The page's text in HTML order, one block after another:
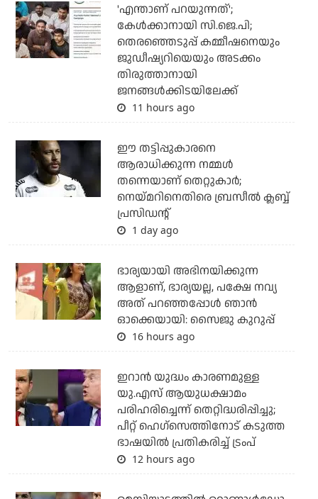
'എന്താണ് പറയുന്നത്';
കേള്‍ക്കാനായി സി.ജെ.പി;
തെരഞ്ഞെടുപ്പ് കമ്മീഷനെയും
ജുഡീഷ്യറിയെയും അടക്കം
തിരുത്താനായി
ജനങ്ങള്‍ക്കിടയിലേക്ക്
11 hours ago
ഈ തട്ടിപ്പുകാരനെ
ആരാധിക്കുന്ന നമ്മള്‍
തന്നെയാണ് തെറ്റുകാര്‍;
നെയ്മറിനെതിരെ ബ്രസീല്‍ ക്ലബ്ബ്
പ്രസിഡന്റ്
1 day ago
ഭാര്യയായി അഭിനയിക്കുന്ന
ആളാണ്, ഭാര്യയല്ല, പക്ഷേ നവ്യ
അത് പറഞ്ഞപ്പോള്‍ ഞാന്‍
ഓക്കെയായി: സൈജു കുറുപ്പ്
16 hours ago
ഇറാന്‍ യുദ്ധം കാരണമുള്ള
യു.എസ് ആയുധക്ഷാമം
പരിഹരിച്ചെന്ന് തെറ്റിദ്ധരിപ്പിച്ചു;
പീറ്റ് ഹെഗ്‌സെത്തിനോട് കടുത്ത
ഭാഷയില്‍ പ്രതികരിച്ച് ട്രംപ്
12 hours ago